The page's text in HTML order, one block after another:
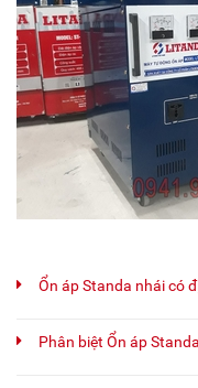
Ổn áp Standa nhái có
Phân biệt Ổn áp